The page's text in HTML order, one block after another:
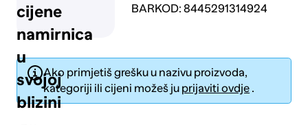
cijene
namirnica
u
svojoj
blizini
BARKOD: 8445291314924
Ako primjetiš grešku u nazivu proizvoda,
kategoriji ili cijeni možeš ju prijaviti ovdje .